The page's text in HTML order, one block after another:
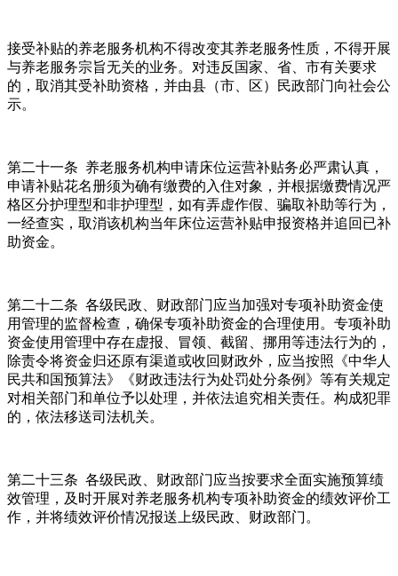
接受补贴的养老服务机构不得改变其养老服务性质，不得开展
与养老服务宗旨无关的业务。对违反国家、省、市有关要求
的，取消其受补助资格，并由县（市、区）民政部门向社会公
示。
第二十一条 养老服务机构申请床位运营补贴务必严肃认真，
申请补贴花名册须为确有缴费的入住对象，并根据缴费情况严
格区分护理型和非护理型，如有弄虚作假、骗取补助等行为，
一经查实，取消该机构当年床位运营补贴申报资格并追回已补
助资金。
第二十二条 各级民政、财政部门应当加强对专项补助资金使
用管理的监督检查，确保专项补助资金的合理使用。专项补助
资金使用管理中存在虚报、冒领、截留、挪用等违法行为的，
除责令将资金归还原有渠道或收回财政外，应当按照《中华人
民共和国预算法》《财政违法行为处罚处分条例》等有关规定
对相关部门和单位予以处理，并依法追究相关责任。构成犯罪
的，依法移送司法机关。
第二十三条 各级民政、财政部门应当按要求全面实施预算绩
效管理，及时开展对养老服务机构专项补助资金的绩效评价工
作，并将绩效评价情况报送上级民政、财政部门。